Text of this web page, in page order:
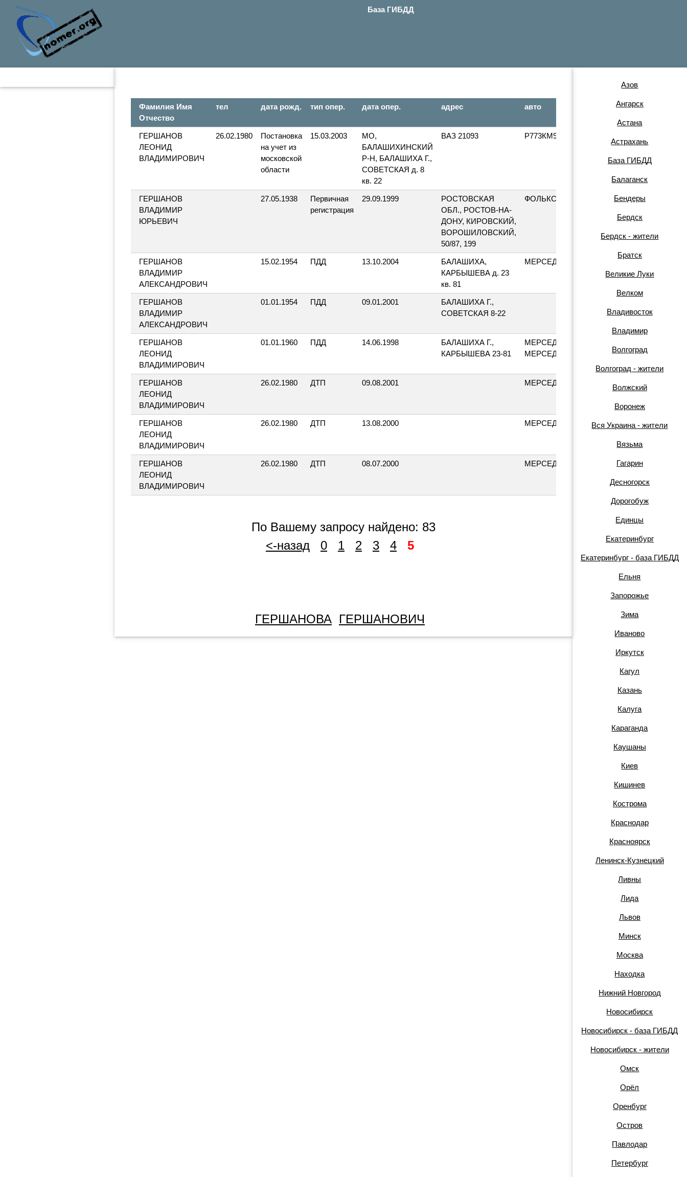
База ГИБДД
Фамилия Имя
Отчество
тел дата рожд. тип опер. дата опер. адрес авто
гос.
номер
ГЕРШАНОВ
ЛЕОНИД
ВЛАДИМИРОВИЧ
26.02.1980
Постановка
на учет из
московской
области
15.03.2003
МО,
БАЛАШИХИНСКИЙ
Р-Н, БАЛАШИХА Г.,
СОВЕТСКАЯ д. 8
кв. 22
ВАЗ 21093 Р773КМ90
ГЕРШАНОВ
ВЛАДИМИР
ЮРЬЕВИЧ
27.05.1938
Первичная
регистрация
29.09.1999
РОСТОВСКАЯ
ОБЛ., РОСТОВ-НА-
ДОНУ, КИРОВСКИЙ,
ВОРОШИЛОВСКИЙ,
50/87, 199
ФОЛЬКСВАГЕНГОЛЬФ Е886ЕК61
ГЕРШАНОВ
ВЛАДИМИР
АЛЕКСАНДРОВИЧ
15.02.1954 ПДД 13.10.2004
БАЛАШИХА,
КАРБЫШЕВА д. 23
кв. 81
МЕРСЕДЕСБЕНЦ О337УМ50
ГЕРШАНОВ
ВЛАДИМИР
АЛЕКСАНДРОВИЧ
01.01.1954 ПДД 09.01.2001
БАЛАШИХА Г.,
СОВЕТСКАЯ 8-22
ГЕРШАНОВ
ЛЕОНИД
ВЛАДИМИРОВИЧ
01.01.1960 ПДД 14.06.1998
БАЛАШИХА Г.,
КАРБЫШЕВА 23-81
МЕРСЕДЕСБЕНЦ
МЕРСЕДЕС
ГЕРШАНОВ
ЛЕОНИД
ВЛАДИМИРОВИЧ
26.02.1980 ДТП 09.08.2001 МЕРСЕДЕС О337УМ50
ГЕРШАНОВ
ЛЕОНИД
ВЛАДИМИРОВИЧ
26.02.1980 ДТП 13.08.2000 МЕРСЕДЕС О337ЧМ50
ГЕРШАНОВ
ЛЕОНИД
ВЛАДИМИРОВИЧ
26.02.1980 ДТП 08.07.2000 МЕРСЕДЕС О337УМ50
По Вашему запросу найдено: 83
<-назад
0 1 2 3 4 5
ГЕРШАНОВА ГЕРШАНОВИЧ
Азов
Ангарск
Астана
Астрахань
База ГИБДД
Балаганск
Бендеры
Бердск
Бердск - жители
Братск
Великие Луки
Велком
Владивосток
Владимир
Волгоград
Волгоград - жители
Волжский
Воронеж
Вся Украина - жители
Вязьма
Гагарин
Десногорск
Дорогобуж
Единцы
Екатеринбург
Екатеринбург - база ГИБДД
Ельня
Запорожье
Зима
Иваново
Иркутск
Кагул
Казань
Калуга
Караганда
Каушаны
Киев
Кишинев
Кострома
Краснодар
Красноярск
Ленинск-Кузнецкий
Ливны
Лида
Львов
Минск
Москва
Находка
Нижний Новгород
Новосибирск
Новосибирск - база ГИБДД
Новосибирск - жители
Омск
Орёл
Оренбург
Остров
Павлодар
Петербург